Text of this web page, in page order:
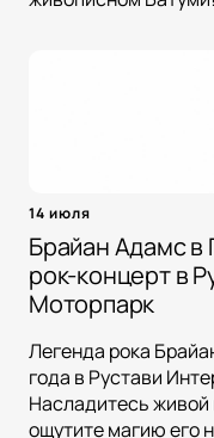
14 июля
Брайан Адамс в
рок-концерт в
Моторпарк
Легенда рока
года в Рустави
Насладитесь
ощутите магию его